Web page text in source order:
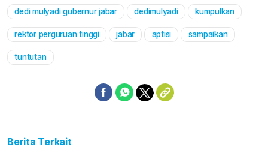
dedi mulyadi gubernur jabar dedimulyadi kumpulkan
rektor perguruan tinggi jabar aptisi sampaikan
tuntutan
Berita Terkait